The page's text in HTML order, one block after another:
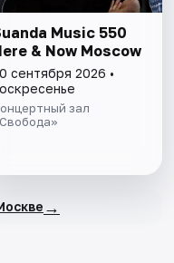
Music 550
& Now Moscow
сентября 2026 •
зал
→